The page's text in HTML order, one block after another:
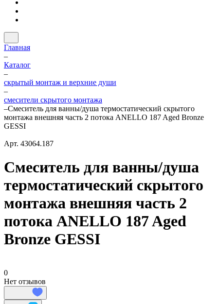
Главная
–
Каталог
–
скрытый монтаж и верхние души
–
смесители скрытого монтажа
–Смеситель для ванны/душа термостатический скрытого
монтажа внешняя часть 2 потока ANELLO 187 Aged Bronze
GESSI
Арт. 43064.187
Смеситель для ванны/душа
термостатический скрытого
монтажа внешняя часть 2
потока ANELLO 187 Aged
Bronze GESSI
0
Нет отзывов